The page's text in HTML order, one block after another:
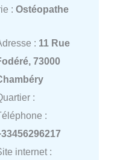
: Ostéopathe
: 11 Rue
73000
:
:
internet :